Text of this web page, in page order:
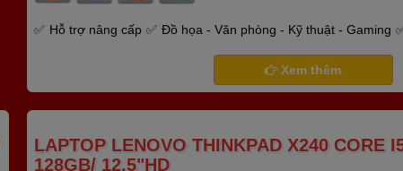
Hỗ trợ nâng cấp Đồ họa - Văn phòng - Kỹ thuật - Gaming
Xem thêm
LAPTOP LENOVO THINKPAD X240 CORE
128GB/ 12.5"HD